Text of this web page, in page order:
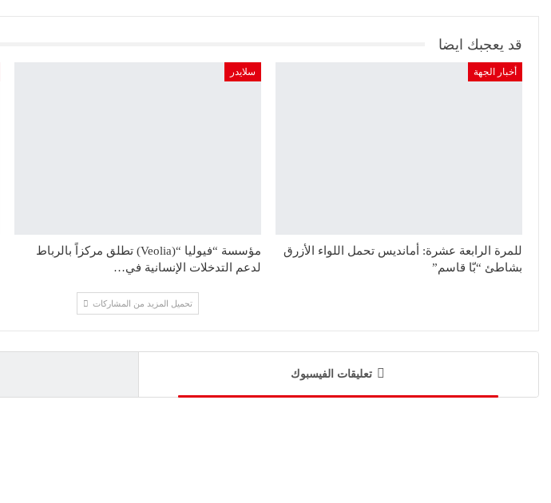
قد يعجبك ايضا
أخبار الجهة
للمرة الرابعة عشرة: أمانديس تحمل اللواء الأزرق
بشاطئ “بّا قاسم”
سلايدر
مؤسسة “فيوليا “(Veolia) تطلق مركزاً بالرباط
لدعم التدخلات الإنسانية في…
تحميل المزيد من المشاركات
تعليقات الفيسبوك